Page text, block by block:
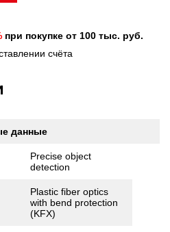
при покупке от 100 тыс. руб.
счёта
данные
Precise object
detection
Plastic fiber optics
with bend protection
(KFX)